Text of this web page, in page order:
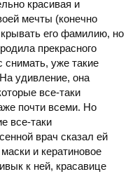
красивая и
мечты (конечно
его фамилию, но
прекрасного
уже такие
удивление, она
все-таки
почти всеми. Но
все-таки
врач сказал ей
и кератиновое
к ней, красавице